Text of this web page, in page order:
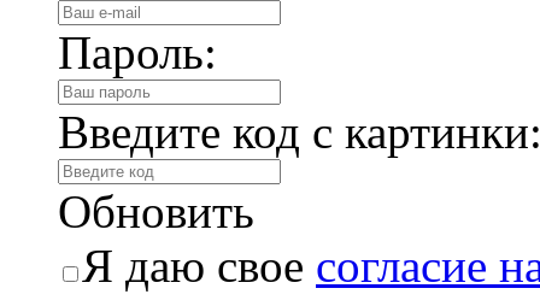
Пароль:
Введите код с
Обновить
Я даю свое согласие